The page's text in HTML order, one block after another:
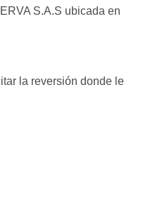
S.A.S ubicada en
la reversión donde le